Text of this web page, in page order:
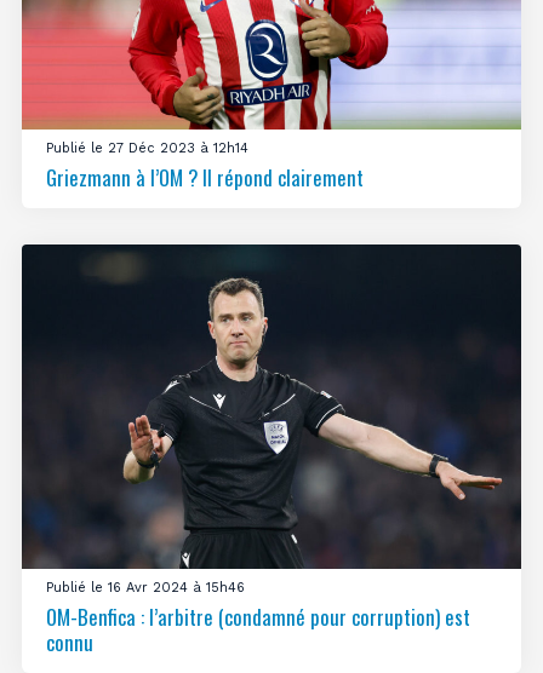
Publié le 27 Déc 2023 à 12h14
Griezmann à l’OM ? Il répond clairement
Publié le 16 Avr 2024 à 15h46
OM-Benfica : l’arbitre (condamné pour corruption) est
connu